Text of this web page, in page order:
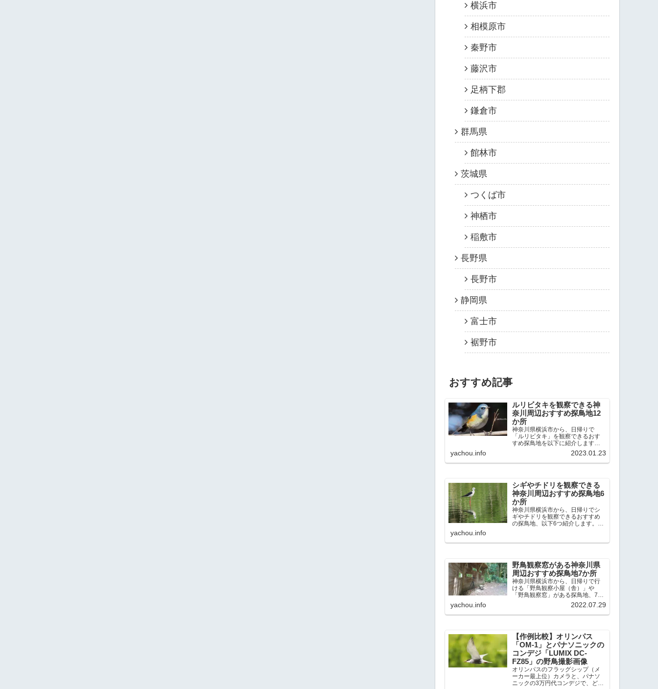
横浜市
相模原市
秦野市
藤沢市
足柄下郡
鎌倉市
群馬県
館林市
茨城県
つくば市
神栖市
稲敷市
長野県
長野市
静岡県
富士市
裾野市
おすすめ記事
ルリビタキを観察できる神
奈川周辺おすすめ探鳥地12
か所
神奈川県横浜市から、日帰りで
「ルリビタキ」を観察できるおす
すめ探鳥地を以下に紹介します。
これまで80か所近くの探鳥地を訪
れ、手応えを感じた場所です。以
下、★ が多いほど観察しやすく、
yachou.info 2023.01.23
シギやチドリを観察できる
神奈川周辺おすすめ探鳥地6
か所
神奈川県横浜市から、日帰りでシ
ギやチドリを観察できるおすすめ
の探鳥地、以下6つ紹介します。こ
感じた探鳥地です。ふなばし三番
yachou.info
野鳥観察窓がある神奈川県
周辺おすすめ探鳥地7か所
神奈川県横浜市から、日帰りで行
ける「野鳥観察小屋（舎）」や
「野鳥観察窓」がある探鳥地、7か
所を紹介します。どこもオススメ
の探鳥地です。実際に訪れてみる
と、野山にいる野鳥、海や湖にい
yachou.info 2022.07.29
【作例比較】オリンパス
「OM-1」とパナソニックの
コンデジ「LUMIX DC-
FZ85」の野鳥撮影画像
オリンパスのフラッグシップ（メ
ーカー最上位）カメラと、パナソ
ニックの3万円代コンデジで、どの